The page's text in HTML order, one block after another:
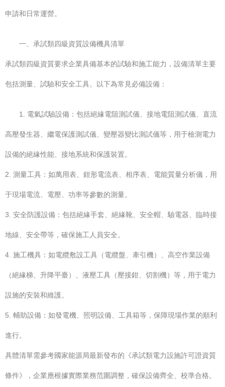
申請和日常運營。
一、承試類四級資質設備機具清單
承試類四級資質要求企業具備基本的試驗和施工能力，設備清單主要
包括測量、試驗和安全工具。以下為常見必備設備：
1. 電氣試驗設備：包括絕緣電阻測試儀、接地電阻測試儀、直流
高壓發生器、繼電保護測試儀、變壓器變比測試儀等，用于檢測電力
設備的絕緣性能、接地系統和保護裝置。
2. 測量工具：如萬用表、鉗形電流表、相序表、電能質量分析儀，用
于現場電流、電壓、功率等參數的測量。
3. 安全防護設備：包括絕緣手套、絕緣靴、安全帽、驗電器、臨時接
地線、安全帶等，確保施工人員安全。
4. 施工機具：如電纜敷設工具（電纜盤、牽引機）、高空作業設備
（絕緣梯、升降平臺）、液壓工具（壓接鉗、切割機）等，用于電力
設施的安裝和維護。
5. 輔助設備：如發電機、照明設備、工具箱等，保障現場作業的順利
進行。
具體清單需參考國家能源局最新發布的《承試類電力設施許可證資質
條件》，企業應根據實際業務范圍調整，確保設備齊全、校準合格。